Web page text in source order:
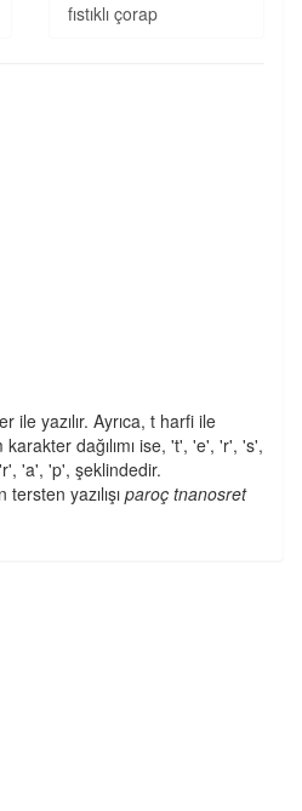
fıstıklı çorap
ile yazılır. Ayrıca, t harfi ile
dağılımı ise, 't', 'e', 'r', 's',
'a', 'p', şeklindedir.
yazılışı paroç tnanosret